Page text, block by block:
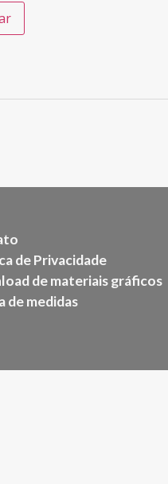
de Privacidade
de materiais gráficos
de medidas